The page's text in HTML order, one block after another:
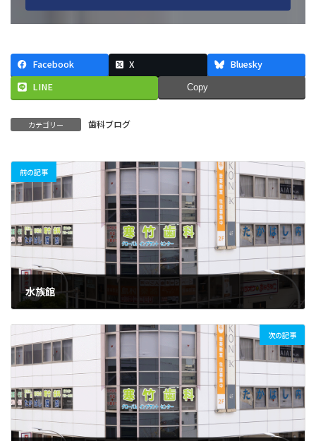
Facebook X
Bluesky
LINE
Copy
カテゴリー 歯科ブログ
前の記事
水族館
次の記事